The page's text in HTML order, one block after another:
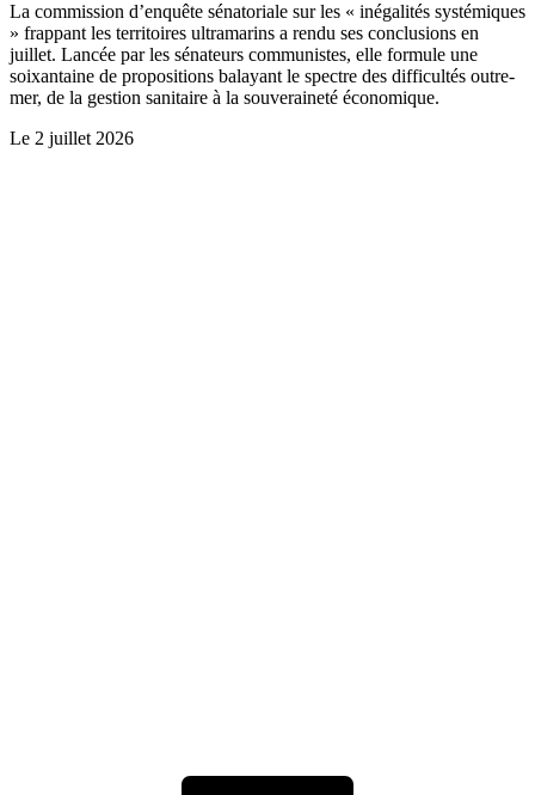
La commission d’enquête sénatoriale sur les « inégalités systémiques
» frappant les territoires ultramarins a rendu ses conclusions en
juillet. Lancée par les sénateurs communistes, elle formule une
soixantaine de propositions balayant le spectre des difficultés outre-
mer, de la gestion sanitaire à la souveraineté économique.
Le 2 juillet 2026